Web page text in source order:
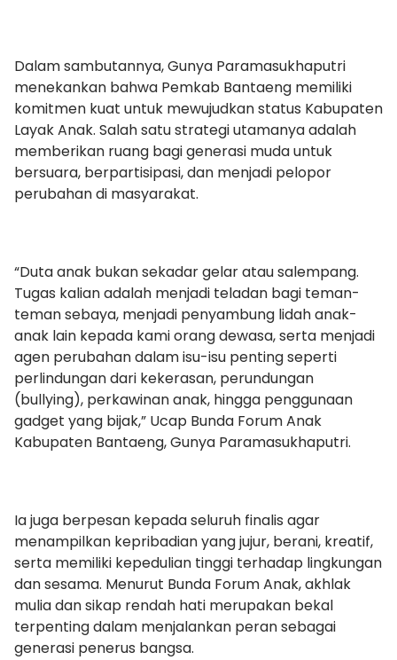
Dalam sambutannya, Gunya Paramasukhaputri
menekankan bahwa Pemkab Bantaeng memiliki
komitmen kuat untuk mewujudkan status Kabupaten
Layak Anak. Salah satu strategi utamanya adalah
memberikan ruang bagi generasi muda untuk
bersuara, berpartisipasi, dan menjadi pelopor
perubahan di masyarakat.
“Duta anak bukan sekadar gelar atau salempang.
Tugas kalian adalah menjadi teladan bagi teman-
teman sebaya, menjadi penyambung lidah anak-
anak lain kepada kami orang dewasa, serta menjadi
agen perubahan dalam isu-isu penting seperti
perlindungan dari kekerasan, perundungan
(bullying), perkawinan anak, hingga penggunaan
gadget yang bijak,” Ucap Bunda Forum Anak
Kabupaten Bantaeng, Gunya Paramasukhaputri.
Ia juga berpesan kepada seluruh finalis agar
menampilkan kepribadian yang jujur, berani, kreatif,
serta memiliki kepedulian tinggi terhadap lingkungan
dan sesama. Menurut Bunda Forum Anak, akhlak
mulia dan sikap rendah hati merupakan bekal
terpenting dalam menjalankan peran sebagai
generasi penerus bangsa.